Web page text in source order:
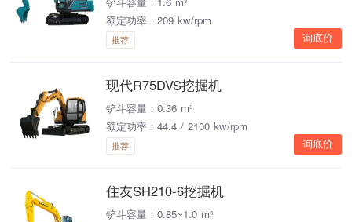
额定功率：209 kw/rpm
推荐 询底价
现代R75DVS挖掘机
铲斗容量：0.36 m³
额定功率：44.4 / 2100 kw/rpm
推荐 询底价
住友SH210-6挖掘机
铲斗容量：0.85~1.0 m³